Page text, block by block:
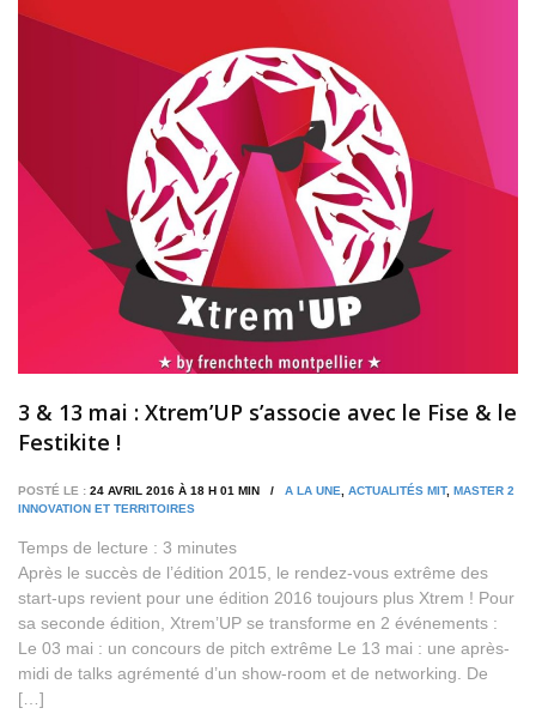
3 & 13 mai : Xtrem’UP s’associe avec le Fise & le
Festikite !
POSTÉ LE : 24 AVRIL 2016 À 18 H 01 MIN / A LA UNE ACTUALITÉS MIT, MASTER 2
INNOVATION ET TERRITOIRES
Temps de lecture : 3 minutes
Après le succès de l’édition 2015, le rendez-vous extrême des
start-ups revient pour une édition 2016 toujours plus Xtrem ! Pour
sa seconde édition, Xtrem’UP se transforme en 2 événements :
Le 03 mai : un concours de pitch extrême Le 13 mai : une après-
midi de talks agrémenté d’un show-room et de networking. De
[…]